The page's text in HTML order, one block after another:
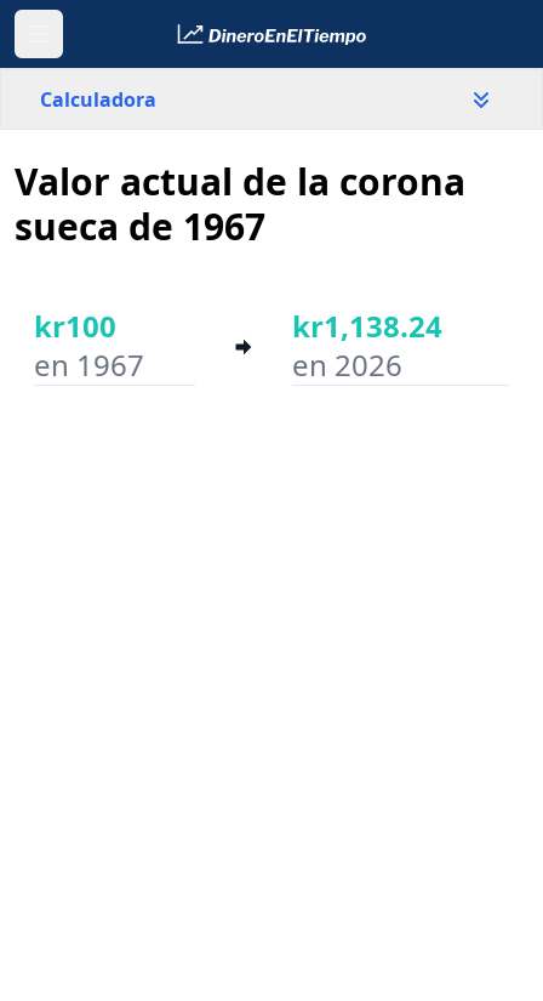
Calculadora
País
Año inicial
Valor actual de la corona
sueca de 1967
kr100
en 1967
kr1,138.24
en 2026